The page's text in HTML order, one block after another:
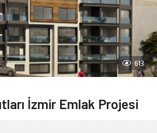
613
İzmir Emlak Projesi